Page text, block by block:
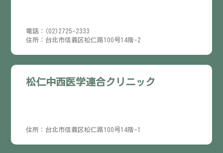
電話：(02)2725-2333
住所：台北市信義区松仁路100号14階-2
松仁中西医学連合クリニック
住所：台北市信義区松仁路100号14階-1